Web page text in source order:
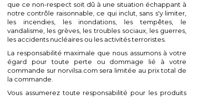
que ce non-respect soit dû à une situation échappant à
notre contrôle raisonnable, ce qui inclut, sans s'y limiter,
les incendies, les inondations, les tempêtes, le
vandalisme, les grèves, les troubles sociaux, les guerres,
les accidents nucléaires ou les activités terroristes.
La responsabilité maximale que nous assumons à votre
égard pour toute perte ou dommage lié à votre
commande sur norvilsa.com sera limitée au prix total de
la commande.
Vous assumerez toute responsabilité pour les produits